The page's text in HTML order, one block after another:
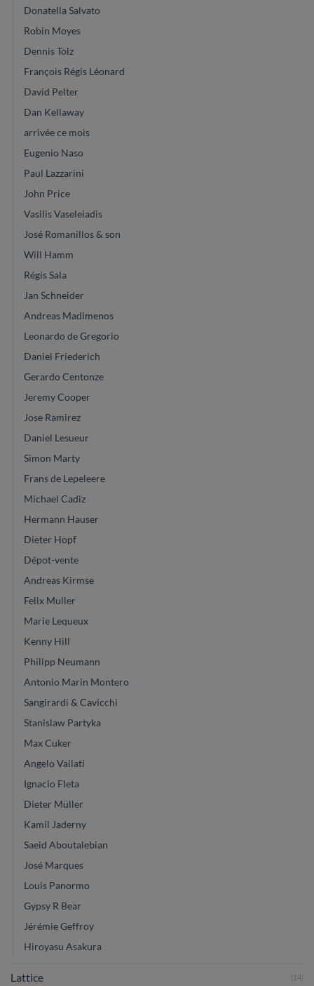
Donatella Salvato
Robin Moyes
Dennis Tolz
François Régis Léonard
David Pelter
Dan Kellaway
arrivée ce mois
Eugenio Naso
Paul Lazzarini
John Price
Vasilis Vaseleiadis
José Romanillos & son
Will Hamm
Régis Sala
Jan Schneider
Andreas Madimenos
Leonardo de Gregorio
Daniel Friederich
Gerardo Centonze
Jeremy Cooper
Jose Ramirez
Daniel Lesueur
Simon Marty
Frans de Lepeleere
Michael Cadiz
Hermann Hauser
Dieter Hopf
Dépot-vente
Andreas Kirmse
Felix Muller
Marie Lequeux
Kenny Hill
Philipp Neumann
Antonio Marin Montero
Sangirardi & Cavicchi
Stanislaw Partyka
Max Cuker
Angelo Vailati
Ignacio Fleta
Dieter Müller
Kamil Jaderny
Saeid Aboutalebian
José Marques
Louis Panormo
Gypsy R Bear
Jérémie Geffroy
Hiroyasu Asakura
Lattice (14)